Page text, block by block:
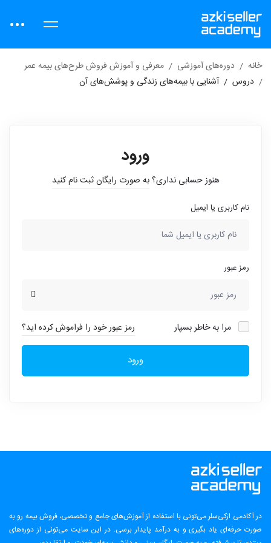
خانه دوره‌های آموزشی
معرفی و آموزش فروش طرح‌های بیمه عمر
دروس
آشنایی با بیمه‌های زندگی و پوشش‌های آن
ورود
هنوز حسابی نداری؟به صورت رایگان ثبت نام کنید
نام کاربری یا ایمیل
رمز عبور
مرا به خاطر بسپار رمز عبور خود را فراموش کرده اید؟
ورود
در آکادمی ازکی‌سلر می‌تونی با استفاده از آموزش‌های جامع و تخصصی، فروش بیمه رو به
صورت حرفه‌ای یاد بگیری و به درآمد پایدار برسی. در این سایت می‌تونی از دوره‌های